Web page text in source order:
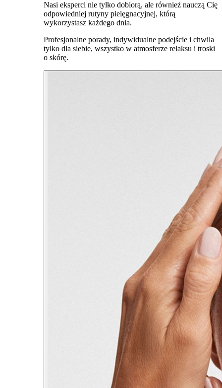
Nasi eksperci nie tylko dobiorą, ale również nauczą Cię
odpowiedniej rutyny pielęgnacyjnej, którą
wykorzystasz każdego dnia.
Profesjonalne porady, indywidualne podejście i chwila
tylko dla siebie, wszystko w atmosferze relaksu i troski
o skórę.